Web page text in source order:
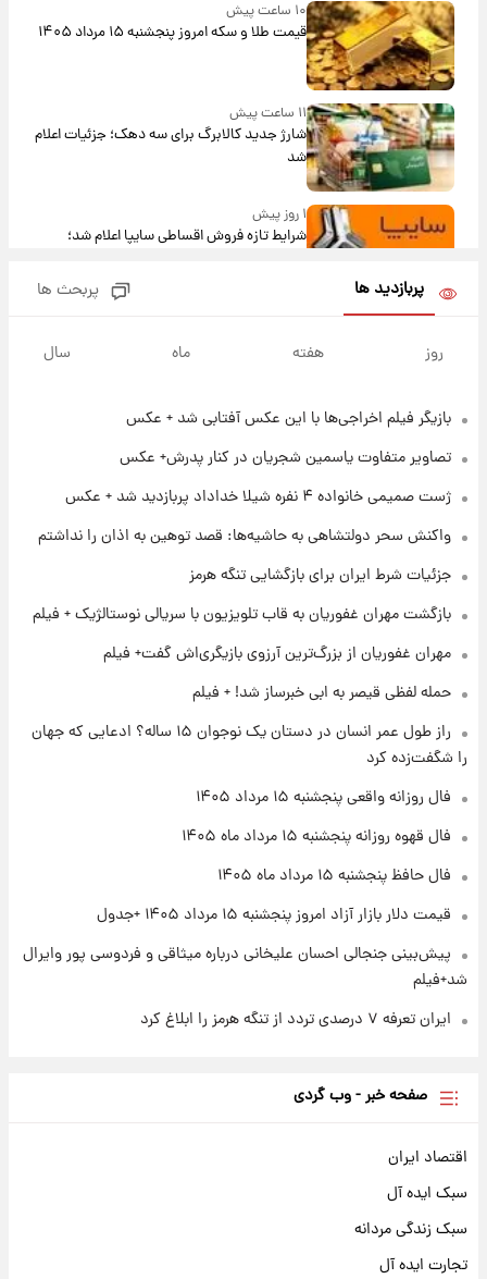
۱۰ ساعت پیش
قیمت طلا و سکه امروز پنجشنبه ۱۵ مرداد ۱۴۰۵
۱۱ ساعت پیش
شارژ جدید کالابرگ برای سه دهک؛ جزئیات اعلام
شد
۱ روز پیش
شرایط تازه فروش اقساطی سایپا اعلام شد؛
قیمت سکه و طلا فردا
۱۷ ساعت پیش
فال قهوه روزانه پنجشنبه ۱۵ مرداد ماه ۱۴۰۵
۱۹ ساعت پیش
فال روزانه واقعی پنجشنبه ۱۵ مرداد ۱۴۰۵
ارزش سهام عدالت برای امروز چهارشنبه ۱۴ مرداد
آغاز طرح جدید فروش مشارکت در تولید سایپا؛
نام خودرو، مبلغ پیش پرداخت و زمان تحویل |
پربازدید ها پربحث ها
روز هفته ماه سال
بازیگر فیلم اخراجی‌ها با این عکس آفتابی شد + عکس
تصاویر متفاوت یاسمین شجریان در کنار پدرش+ عکس
ژست صمیمی خانواده ۴ نفره شیلا خداداد پربازدید شد + عکس
واکنش سحر دولتشاهی به حاشیه‌ها: قصد توهین به اذان را نداشتم
جزئیات شرط ایران برای بازگشایی تنگه هرمز
بازگشت مهران غفوریان به قاب تلویزیون با سریالی نوستالژیک + فیلم
مهران غفوریان از بزرگ‌ترین آرزوی بازیگری‌اش گفت+ فیلم
حمله لفظی قیصر به ابی خبرساز شد! + فیلم
راز طول عمر انسان در دستان یک نوجوان ۱۵ ساله؟ ادعایی که جهان
را شگفت‌زده کرد
فال روزانه واقعی پنجشنبه ۱۵ مرداد ۱۴۰۵
فال قهوه روزانه پنجشنبه ۱۵ مرداد ماه ۱۴۰۵
فال حافظ پنجشنبه ۱۵ مرداد ماه ۱۴۰۵
قیمت دلار بازار آزاد امروز پنجشنبه ۱۵ مرداد ۱۴۰۵ +جدول
پیش‌بینی جنجالی احسان علیخانی درباره میثاقی و فردوسی پور وایرال
شد+فیلم
ایران تعرفه ۷ درصدی تردد از تنگه هرمز را ابلاغ کرد
صفحه خبر - وب گردی
اقتصاد ایران
سبک ایده آل
سبک زندگی مردانه
تجارت ایده آل